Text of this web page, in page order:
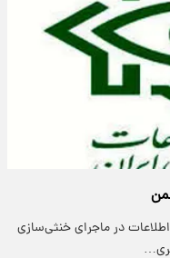
در ماجرای خنثی‌سازی